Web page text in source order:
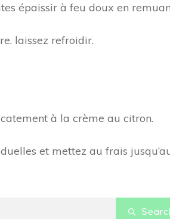
épaissir à feu doux en
laissez refroidir.
à la crème au citron.
et mettez au frais